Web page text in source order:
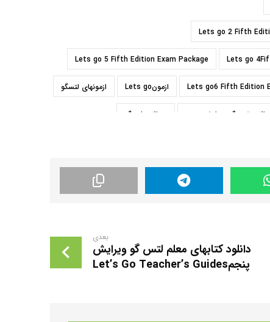
Lets go 2 Fifth
Lets go
Lets go 5 Fifth Edition Exam Package
Lets go6 Fifth Edition ازمونLets go ازمونهای لتسگو
سوالات تس گو ویرایش پنجم سوالات لتسگو
بعدی
دانلود کتابهای معلم لتس گو ویرایش
پنجمLet’s Go Teacher’s Guides